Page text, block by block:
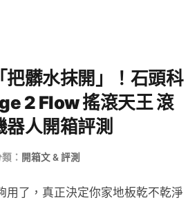
把髒水抹開」！石頭科
2 Flow 搖滾天王 滾
人開箱評測
： 開箱文 & 評測
用了，真正決定你家地板乾不乾淨